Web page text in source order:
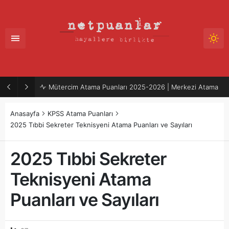
Mütercim Atama Puanları 2025-2026 | Merkezi Atama
Anasayfa
KPSS Atama Puanları
2025 Tıbbi Sekreter Teknisyeni Atama Puanları ve Sayıları
2025 Tıbbi Sekreter
Teknisyeni Atama
Puanları ve Sayıları